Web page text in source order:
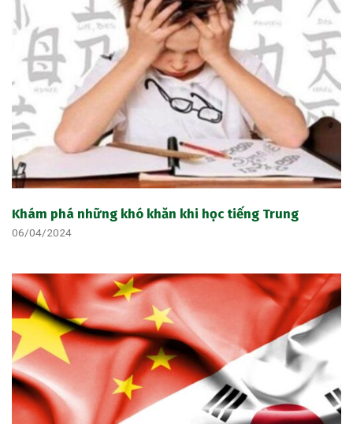
Khám phá những khó khăn khi học tiếng Trung
06/04/2024